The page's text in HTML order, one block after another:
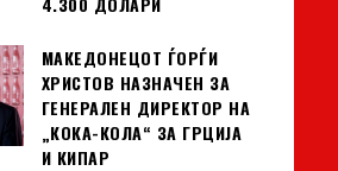
МАКЕДОНЕЦОТ ЃОРЃИ
ХРИСТОВ НАЗНАЧЕН ЗА
ГЕНЕРАЛЕН ДИРЕКТОР НА
„КОКА-КОЛА“ ЗА ГРЦИЈА
И КИПАР